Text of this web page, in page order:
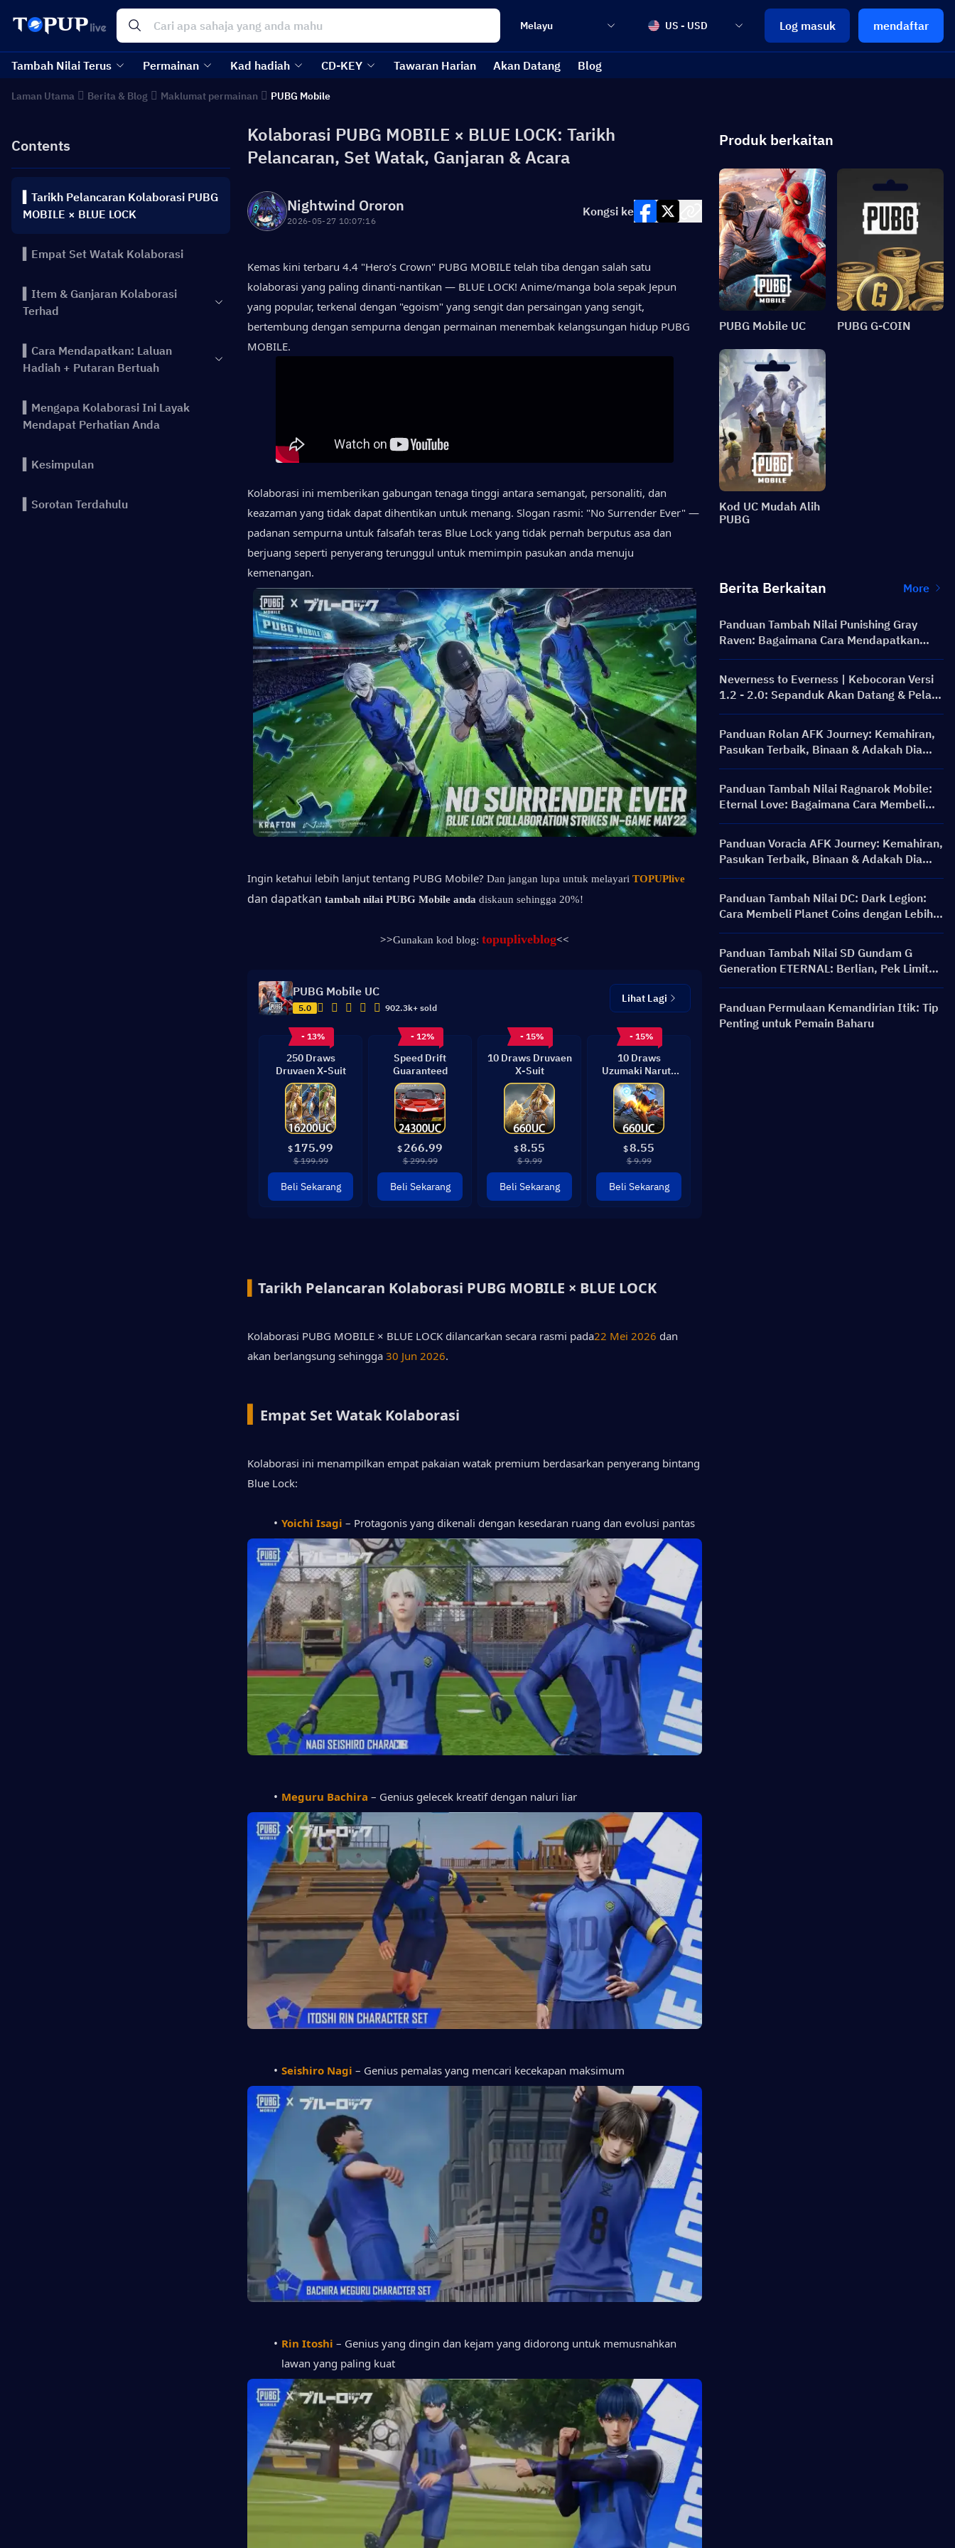
Melayu US - USD Log masuk mendaftar
Tambah Nilai Terus Permainan Kad hadiah CD-KEY Tawaran Harian Akan Datang Blog
Laman Utama Berita & Blog Maklumat permainan PUBG Mobile
Contents
▍Tarikh Pelancaran Kolaborasi PUBG
MOBILE × BLUE LOCK
▍Empat Set Watak Kolaborasi
▍Item & Ganjaran Kolaborasi
Terhad
▍Cara Mendapatkan: Laluan
Hadiah + Putaran Bertuah
▍Mengapa Kolaborasi Ini Layak
Mendapat Perhatian Anda
▍Kesimpulan
▍Sorotan Terdahulu
Kolaborasi PUBG MOBILE × BLUE LOCK: Tarikh
Pelancaran, Set Watak, Ganjaran & Acara
Nightwind Ororon
2026-05-27 10:07:16
Kongsi ke
Kemas kini terbaru 4.4 "Hero’s Crown" PUBG MOBILE telah tiba dengan salah satu
kolaborasi yang paling dinanti-nantikan — BLUE LOCK! Anime/manga bola sepak Jepun
yang popular, terkenal dengan "egoism" yang sengit dan persaingan yang sengit,
bertembung dengan sempurna dengan permainan menembak kelangsungan hidup PUBG
MOBILE.
Kolaborasi ini memberikan gabungan tenaga tinggi antara semangat, personaliti, dan
keazaman yang tidak dapat dihentikan untuk menang. Slogan rasmi: "No Surrender Ever" —
padanan sempurna untuk falsafah teras Blue Lock yang tidak pernah berputus asa dan
berjuang seperti penyerang terunggul untuk memimpin pasukan anda menuju
kemenangan.
Ingin ketahui lebih lanjut tentang PUBG Mobile? Dan jangan lupa untuk melayari TOPUPlive
dan dapatkan tambah nilai PUBG Mobile anda diskaun sehingga 20%!
>>Gunakan kod blog: topupliveblog<<
PUBG Mobile UC
5.0 902.3k+ sold
Lihat Lagi
- 13%
250 Draws
Druvaen X-Suit
$ 175.99
$ 199.99
Beli Sekarang
- 12%
Speed Drift
Guaranteed
$ 266.99
$ 299.99
Beli Sekarang
- 15%
10 Draws Druvaen
X-Suit
$8.55
$ 9.99
Beli Sekarang
- 15%
10 Draws
Uzumaki Naruto
Gilt
$8.55
$ 9.99
Beli Sekarang
Tarikh Pelancaran Kolaborasi PUBG MOBILE × BLUE LOCK
Kolaborasi PUBG MOBILE × BLUE LOCK dilancarkan secara rasmi pada22 Mei 2026 dan
akan berlangsung sehingga 30 Jun 2026.
Empat Set Watak Kolaborasi
Kolaborasi ini menampilkan empat pakaian watak premium berdasarkan penyerang bintang
Blue Lock:
Yoichi Isagi – Protagonis yang dikenali dengan kesedaran ruang dan evolusi pantas
Meguru Bachira – Genius gelecek kreatif dengan naluri liar
Seishiro Nagi – Genius pemalas yang mencari kecekapan maksimum
Rin Itoshi – Genius yang dingin dan kejam yang didorong untuk memusnahkan
lawan yang paling kuat
Produk berkaitan
PUBG Mobile UC PUBG G-COIN
Kod UC Mudah Alih
PUBG
Berita Berkaitan More
Panduan Tambah Nilai Punishing Gray
Raven: Bagaimana Cara Mendapatkan
Rainbow Card dengan Harga Lebih Baik?
Neverness to Everness | Kebocoran Versi
1.2 - 2.0: Sepanduk Akan Datang & Pelan
Hala Tuju!
Panduan Rolan AFK Journey: Kemahiran,
Pasukan Terbaik, Binaan & Adakah Dia
Berbaloi untuk Ditarik?
Panduan Tambah Nilai Ragnarok Mobile:
Eternal Love: Bagaimana Cara Membeli
Big Cat Coin pada Harga yang Lebih Baik?
Panduan Voracia AFK Journey: Kemahiran,
Pasukan Terbaik, Binaan & Adakah Dia
Berbaloi untuk Diperoleh?
Panduan Tambah Nilai DC: Dark Legion:
Cara Membeli Planet Coins dengan Lebih
Murah & Selamat
Panduan Tambah Nilai SD Gundam G
Generation ETERNAL: Berlian, Pek Limit
Break, Harga, dan Kaedah Pengecasan
Semula
Panduan Permulaan Kemandirian Itik: Tip
Penting untuk Pemain Baharu